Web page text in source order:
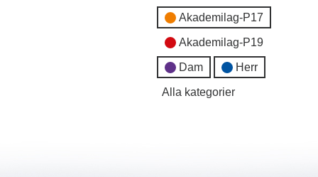
Akademilag-P17
Akademilag-P19
Dam Herr
Alla kategorier